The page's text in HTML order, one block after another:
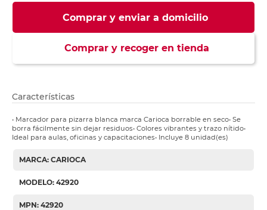
Comprar y enviar a domicilio
Comprar y recoger en tienda
Características
• Marcador para pizarra blanca marca Carioca borrable en seco• Se
borra fácilmente sin dejar residuos• Colores vibrantes y trazo nítido•
Ideal para aulas, oficinas y capacitaciones• Incluye 8 unidad(es)
MARCA: CARIOCA
MODELO: 42920
MPN: 42920